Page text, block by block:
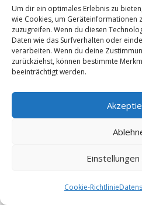
Um dir ein optimales Erlebnis zu
wie Cookies, um Geräteinformationen
zuzugreifen. Wenn du diesen
Daten wie das Surfverhalten oder
verarbeiten. Wenn du deine
zurückziehst, können bestimmte
beeinträchtigt werden.
Cookie-Richtlinie
Hämelhausen
Twistringen
Dörverden
Freistatt bei Sulingen
Emtinghausen
Blender
Husum Kreis Nienburg